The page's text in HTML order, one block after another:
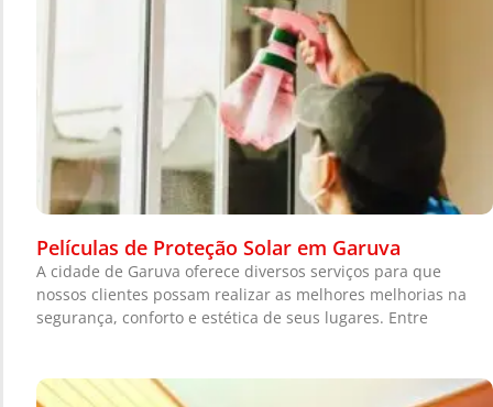
Películas de Proteção Solar em Garuva
A cidade de Garuva oferece diversos serviços para que
nossos clientes possam realizar as melhores melhorias na
segurança, conforto e estética de seus lugares. Entre